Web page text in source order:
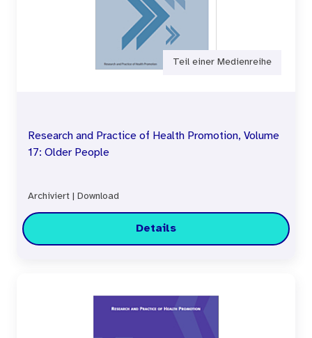
Teil einer Medienreihe
Research and Practice of Health Promotion, Volume
17: Older People
Archiviert Download
Details